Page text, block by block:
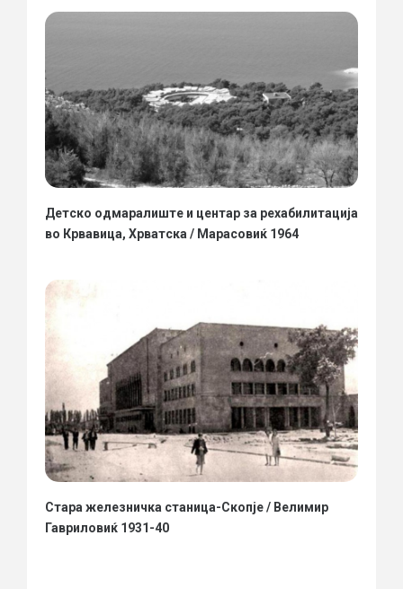
Детско одмаралиште и центар за рехабилитација
во Крвавица, Хрватска / Марасовиќ 1964
Стара железничка станица-Скопје / Велимир
Гавриловиќ 1931-40